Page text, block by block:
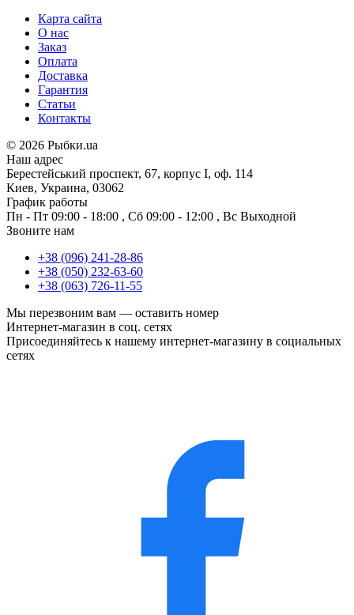
Карта сайта
О нас
Заказ
Оплата
Доставка
Гарантия
Статьи
Контакты
© 2026 Рыбки.ua
Наш адрес
Берестейський проспект, 67, корпус I, оф. 114
Киев, Украина, 03062
График работы
Пн - Пт 09:00 - 18:00 , Сб 09:00 - 12:00 , Вс Выходной
Звоните нам
+38 (096) 241-28-86
+38 (050) 232-63-60
+38 (063) 726-11-55
Мы перезвоним вам — оставить номер
Интернет-магазин в соц. сетях
Присоединяйтесь к нашему интернет-магазину в социальных
сетях